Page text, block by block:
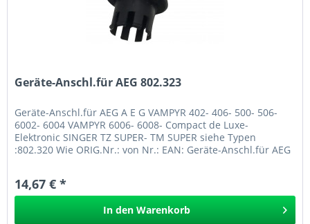
Geräte-Anschl.für AEG 802.323
Geräte-Anschl.für AEG A E G VAMPYR 402- 406- 500- 506-
6002- 6004 VAMPYR 6006- 6008- Compact de Luxe-
Elektronic SINGER TZ SUPER- TM SUPER siehe Typen
:802.320 Wie ORIG.Nr.: von Nr.: EAN: Geräte-Anschl.für AEG
14,67 € *
In den Warenkorb